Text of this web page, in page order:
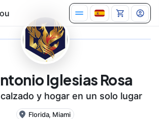
Iglesias Rosa
y hogar en un solo lugar
Florida, Miami